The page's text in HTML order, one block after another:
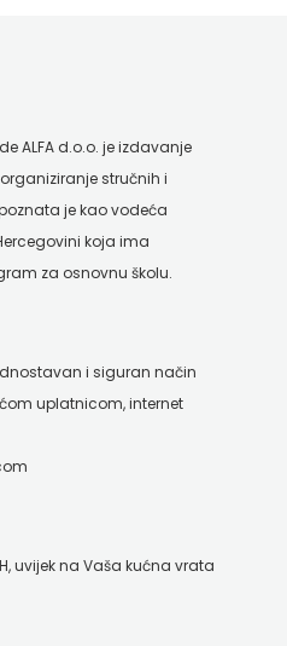
ALFA d.o.o. je izdavanje
stručnih i
je kao vodeća
koja ima
za osnovnu školu.
i siguran način
uplatnicom, internet
uvijek na Vaša kućna vrata